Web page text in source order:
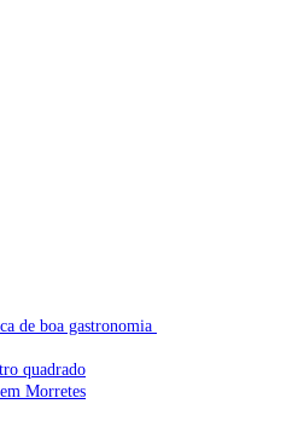
de boa gastronomia
quadrado
Morretes